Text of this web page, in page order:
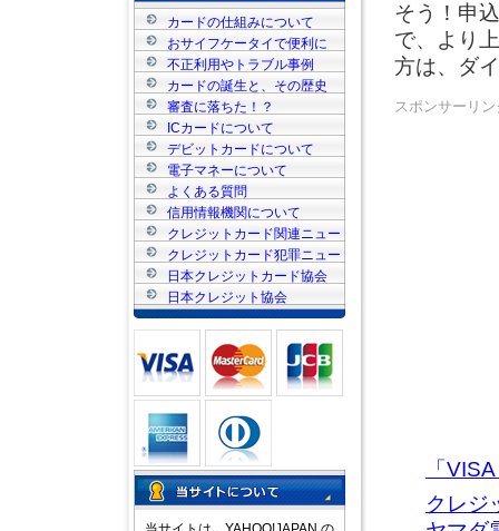
そう！申
で、より
方は、ダ
スポンサーリン
「
クレジ
カードの仕組みについて
おサイフケータイで便利に
不正利用やトラブル事例
カードの誕生と、その歴史
審査に落ちた！？
ICカードについて
デビットカードについて
電子マネーについて
よくある質問
信用情報機関について
クレジットカード関連ニュー
ス
クレジットカード犯罪ニュー
ス
日本クレジットカード協会
日本クレジット協会